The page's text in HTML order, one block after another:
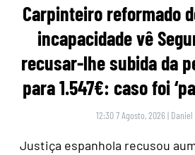
Carpinteiro reformado
incapacidade vê
recusar-lhe subida da
para 1.547€: caso foi
12:30 7 Agosto, 2026 |
Justiça espanhola recusou